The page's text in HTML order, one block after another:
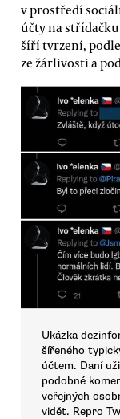
v prostředí
účty na
šíří tvrzení,
ze žárlivosti a
Ukázka
šířeného
účtem. Daní
podobné
veřejných
vidět. Repro